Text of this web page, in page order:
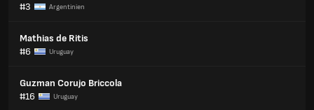
#3
Argentinien
Mathias de Ritis
#6
Uruguay
Guzman Corujo Briccola
#16
Uruguay